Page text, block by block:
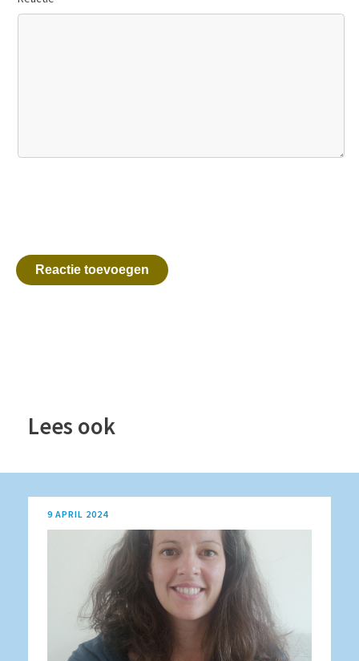
Reactie toevoegen
Lees ook
9 APRIL 2024